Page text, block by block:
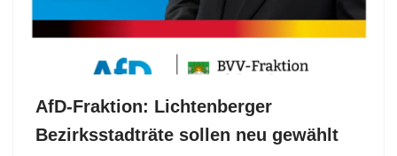
AfD-Fraktion: Lichtenberger
Bezirksstadträte sollen neu gewählt